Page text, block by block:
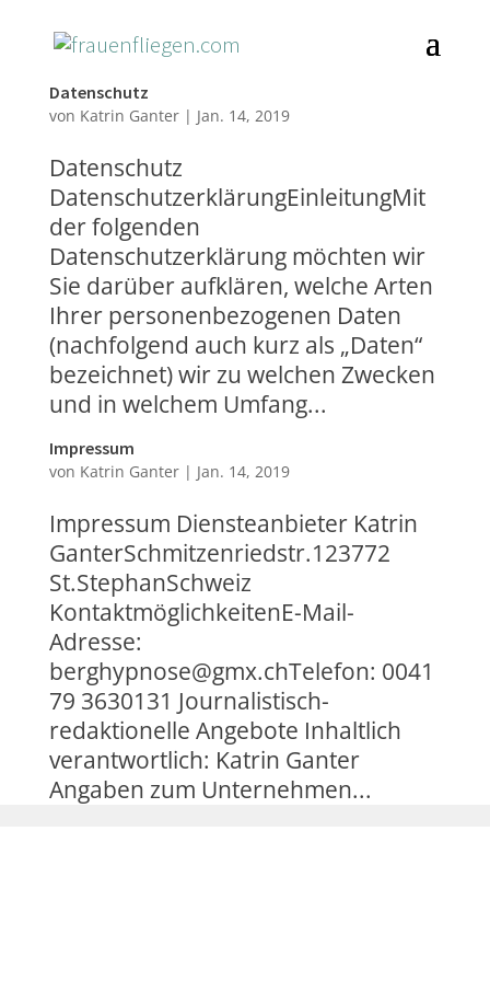
Datenschutz
von Katrin Ganter| Jan. 14, 2019
Datenschutz
DatenschutzerklärungEinleitungMit
der folgenden
Datenschutzerklärung möchten wir
Sie darüber aufklären, welche Arten
Ihrer personenbezogenen Daten
(nachfolgend auch kurz als „Daten“
bezeichnet) wir zu welchen Zwecken
und in welchem Umfang...
Impressum
von Katrin Ganter| Jan. 14, 2019
Impressum Diensteanbieter Katrin
GanterSchmitzenriedstr.123772
St.StephanSchweiz
KontaktmöglichkeitenE-Mail-
Adresse:
berghypnose@gmx.chTelefon: 0041
79 3630131 Journalistisch-
redaktionelle Angebote Inhaltlich
verantwortlich: Katrin Ganter
Angaben zum Unternehmen...